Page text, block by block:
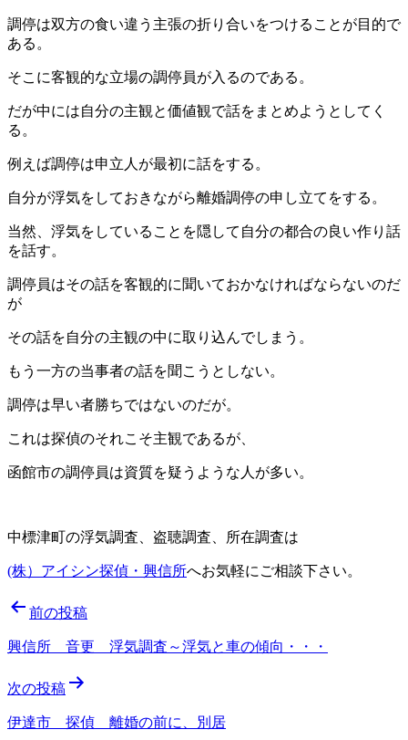
調停は双方の食い違う主張の折り合いをつけることが目的で
ある。
そこに客観的な立場の調停員が入るのである。
だが中には自分の主観と価値観で話をまとめようとしてく
る。
例えば調停は申立人が最初に話をする。
自分が浮気をしておきながら離婚調停の申し立てをする。
当然、浮気をしていることを隠して自分の都合の良い作り話
を話す。
調停員はその話を客観的に聞いておかなければならないのだ
が
その話を自分の主観の中に取り込んでしまう。
もう一方の当事者の話を聞こうとしない。
調停は早い者勝ちではないのだが。
これは探偵のそれこそ主観であるが、
函館市の調停員は資質を疑うような人が多い。
中標津町の浮気調査、盗聴調査、所在調査は
(株）アイシン探偵・興信所へお気軽にご相談下さい。
投
稿
ビ
ゲ
前の投稿
興信所 音更 浮気調査～浮気と車の傾向・・・
次の投稿
伊達市 探偵 離婚の前に、別居